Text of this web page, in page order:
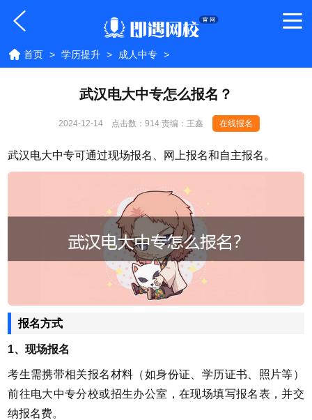
首页 > 学历提升 > 成人中专 >
武汉电大中专怎么报名？
2024-12-14 点击数： 914 责编：王鑫 在线报名
武汉电大中专可通过现场报名、网上报名和自主报名。
报名方式
1、现场报名
考生需携带相关报名材料（如身份证、学历证书、照片等）
前往电大中专分校或招生办公室，在现场填写报名表，并交
纳报名费。